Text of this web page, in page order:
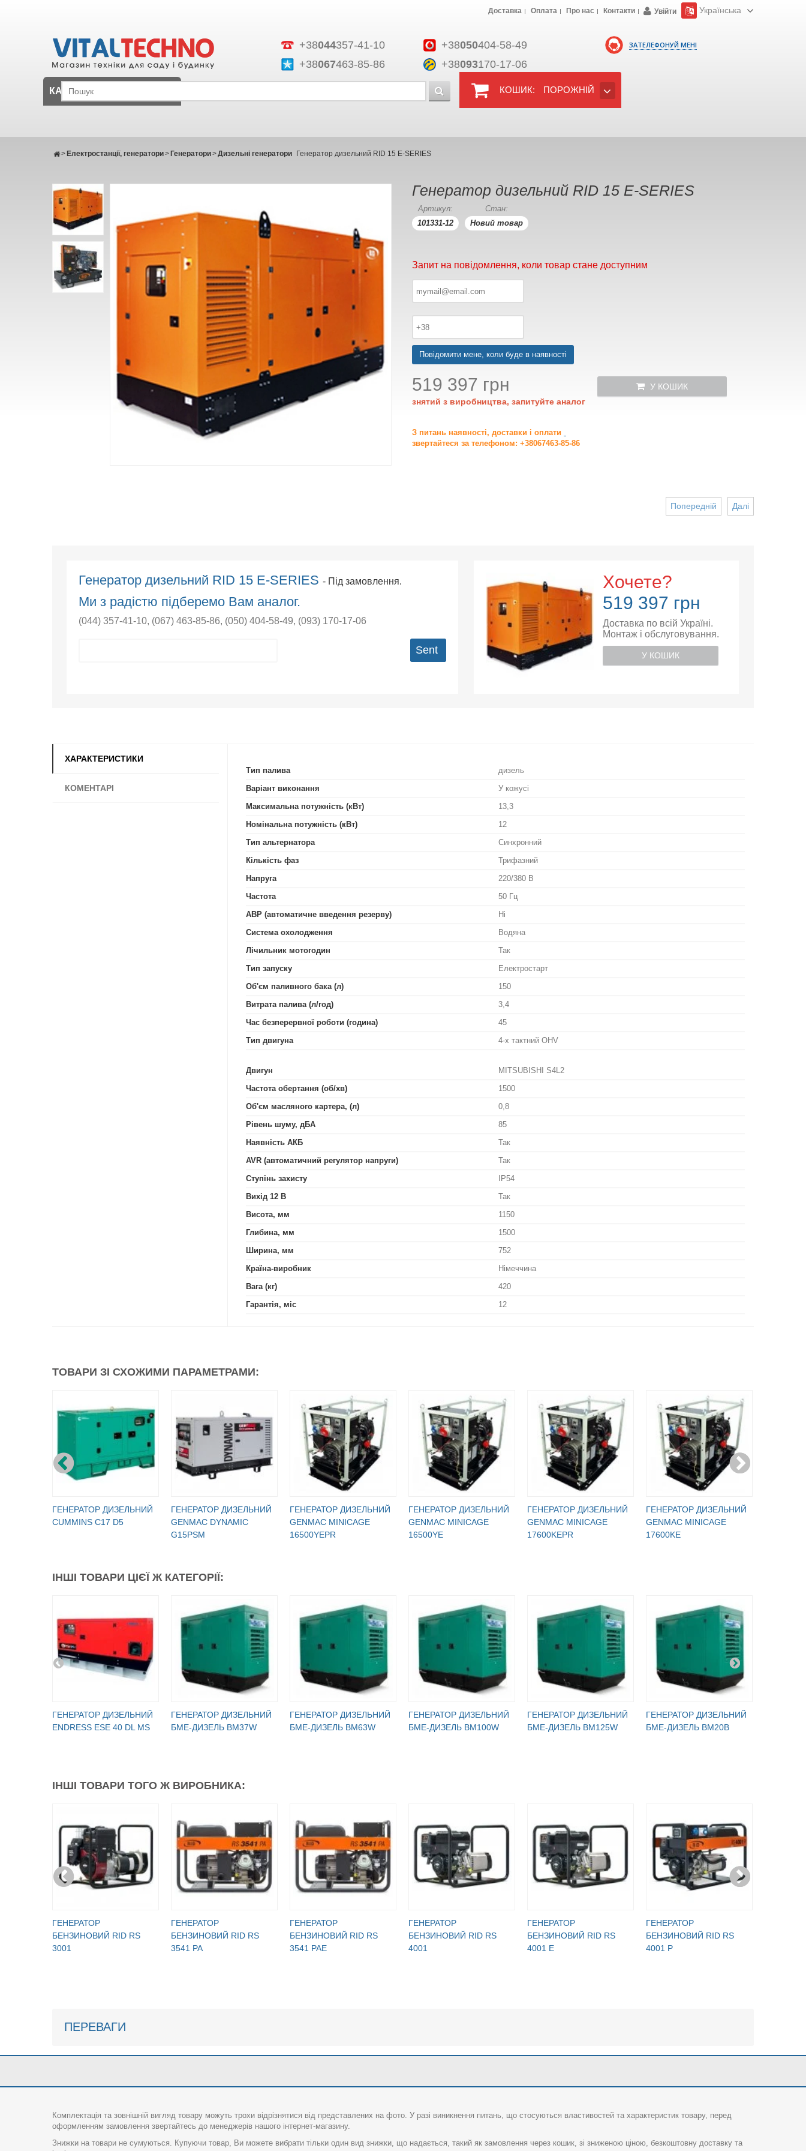
ЗАТЕЛЕФОНУЙ МЕНІ
+38044357-41-10 +38050404-58-49
+38067463-85-86 +38093170-17-06
Доставка Оплата Про нас Контакти Увійти Українська
КОШИК: ПОРОЖНІЙ
КАТАЛОГ
Електростанції, генератори
> Генератори
> Дизельні генератори
> Генератор дизельний RID 15 E-SERIES
Генератор дизельний RID 15 E-SERIES
Артикул:
101331-12
Стан:
Новий товар
Запит на повідомлення, коли товар стане доступним
Повідомити мене, коли буде в наявності
519 397 грн
знятий з виробництва, запитуйте аналог
У КОШИК
З питань наявності, доставки і оплати
звертайтеся за телефоном: +38067463-85-86
Далі
Попередній
Генератор дизельний RID 15 E-SERIES- Під замовлення.
Ми з радістю підберемо Вам аналог.
(044) 357-41-10, (067) 463-85-86, (050) 404-58-49, (093) 170-17-06
Sent
Хочете?
519 397 грн
Доставка по всій Україні.
Монтаж і обслуговування.
У КОШИК
ХАРАКТЕРИСТИКИ
КОМЕНТАРІ
Тип палива
дизель
Варіант виконання
У кожусі
Максимальна потужність (кВт)
13,3
Номінальна потужність (кВт)
12
Тип альтернатора
Синхронний
Кількість фаз
Трифазний
Напруга
220/380 В
Частота
50 Гц
АВР (автоматичне введення резерву)
Ні
Система охолодження
Водяна
Лічильник мотогодин
Так
Тип запуску
Електростарт
Об'єм паливного бака (л)
150
Витрата палива (л/год)
3,4
Час безперервної роботи (година)
45
Тип двигуна
4-х тактний OHV
Двигун
MITSUBISHI S4L2
Частота обертання (об/хв)
1500
Об'єм масляного картера, (л)
0,8
Рівень шуму, дБА
85
Наявність АКБ
Так
AVR (автоматичний регулятор напруги)
Так
Ступінь захисту
IP54
Вихід 12 В
Так
Висота, мм
1150
Глибина, мм
1500
Ширина, мм
752
Країна-виробник
Німеччина
Вага (кг)
420
Гарантія, міс
12
ТОВАРИ ЗІ СХОЖИМИ ПАРАМЕТРАМИ:
ГЕНЕРАТОР ДИЗЕЛЬНИЙ
CUMMINS C17 D5
ГЕНЕРАТОР ДИЗЕЛЬНИЙ
GENMAC DYNAMIC
G15PSM
ГЕНЕРАТОР ДИЗЕЛЬНИЙ
GENMAC MINICAGE
16500YEPR
ГЕНЕРАТОР ДИЗЕЛЬНИЙ
GENMAC MINICAGE
16500YE
ГЕНЕРАТОР ДИЗЕЛЬНИЙ
GENMAC MINICAGE
17600KEPR
ГЕНЕРАТОР ДИЗЕЛЬНИЙ
GENMAC MINICAGE
17600KE
ІНШІ ТОВАРИ ЦІЄЇ Ж КАТЕГОРІЇ:
ГЕНЕРАТОР ДИЗЕЛЬНИЙ
ENDRESS ESE 40 DL MS
ГЕНЕРАТОР ДИЗЕЛЬНИЙ
БМЕ-ДИЗЕЛЬ BM37W
ГЕНЕРАТОР ДИЗЕЛЬНИЙ
БМЕ-ДИЗЕЛЬ BM63W
ГЕНЕРАТОР ДИЗЕЛЬНИЙ
БМЕ-ДИЗЕЛЬ BM100W
ГЕНЕРАТОР ДИЗЕЛЬНИЙ
БМЕ-ДИЗЕЛЬ BM125W
ГЕНЕРАТОР ДИЗЕЛЬНИЙ
БМЕ-ДИЗЕЛЬ BM20B
ІНШІ ТОВАРИ ТОГО Ж ВИРОБНИКА:
ГЕНЕРАТОР
БЕНЗИНОВИЙ RID RS
3001
ГЕНЕРАТОР
БЕНЗИНОВИЙ RID RS
3541 PA
ГЕНЕРАТОР
БЕНЗИНОВИЙ RID RS
3541 PAE
ГЕНЕРАТОР
БЕНЗИНОВИЙ RID RS
4001
ГЕНЕРАТОР
БЕНЗИНОВИЙ RID RS
4001 E
ГЕНЕРАТОР
БЕНЗИНОВИЙ RID RS
4001 P
ПЕРЕВАГИ
Комплектація та зовнішній вигляд товару можуть трохи відрізнятися від представлених на фото. У разі виникнення питань, що стосуються властивостей та характеристик товару, перед
оформленням замовлення звертайтесь до менеджерів нашого інтернет-магазину.
Знижки на товари не сумуються. Купуючи товар, Ви можете вибрати тільки один вид знижки, що надається, такий як замовлення через кошик, зі зниженою ціною, безкоштовну доставку та